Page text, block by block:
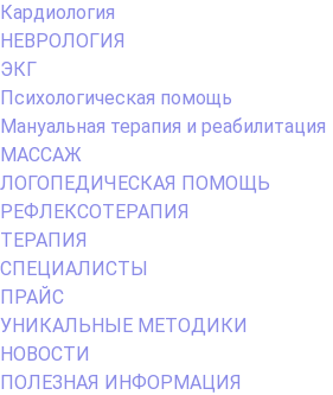
Кардиология
НЕВРОЛОГИЯ
ЭКГ
Психологическая помощь
Мануальная терапия и реабилитация
МАССАЖ
ЛОГОПЕДИЧЕСКАЯ ПОМОЩЬ
РЕФЛЕКСОТЕРАПИЯ
ТЕРАПИЯ
СПЕЦИАЛИСТЫ
ПРАЙС
УНИКАЛЬНЫЕ МЕТОДИКИ
НОВОСТИ
ПОЛЕЗНАЯ ИНФОРМАЦИЯ